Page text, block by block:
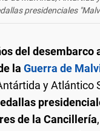
presidenciales
del desembarco
la Guerra de
y Atlántico
de la Cancillería